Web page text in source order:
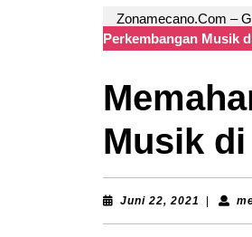
Zonamecano.Com –
Perkembangan Musik
Musik
Juni 22, 2021 Juni